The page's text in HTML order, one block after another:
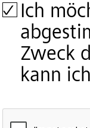
Ich
Zweck
kann